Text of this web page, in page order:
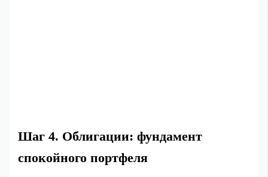
Шаг 4. Облигации: фундамент
спокойного портфеля